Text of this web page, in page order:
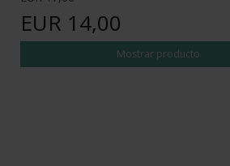
EUR 14,00
Mostrar producto